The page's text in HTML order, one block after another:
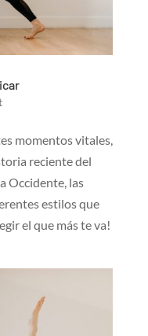
momentos vitales,
reciente del
Occidente, las
estilos que
el que más te va!